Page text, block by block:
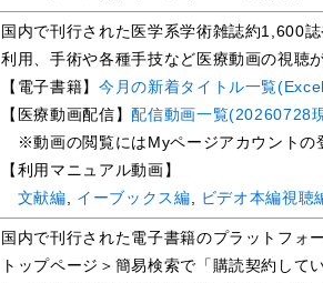
国内で刊行された医学系学術雑誌約1,600
利用、手術や各種手技など医療動画の視聴が
【電子書籍】 今月の新着タイトル一覧
【医療動画配信】配信動画一覧(20260728
※動画の閲覧にはMyページアカウントの
【利用マニュアル動画】
文献編
イーブックス編 ビデオ本編視聴
国内で刊行された電子書籍のプラットフォー
トップページ＞簡易検索で「購読契約して